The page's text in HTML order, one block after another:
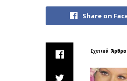
Share on
Σχετικά Άρθρα